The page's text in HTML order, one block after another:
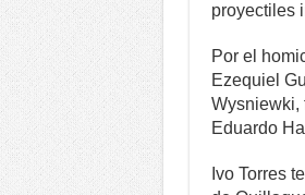
proyectiles
Por el
Ezequiel
Wysniewki,
Eduardo
Ivo Torres